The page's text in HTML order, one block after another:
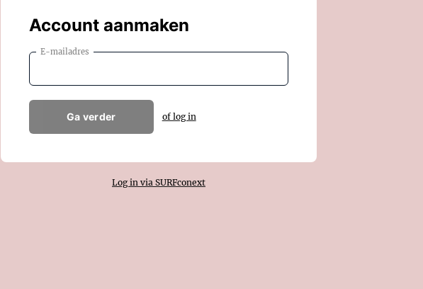
Account aanmaken
E-mailadres
Ga verder of log in
Log in via SURFconext